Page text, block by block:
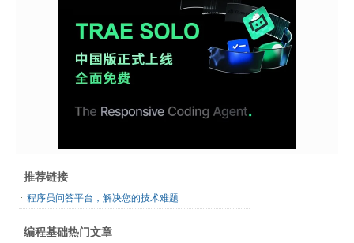
推荐链接
程序员问答平台，解决您的技术难题
编程基础热门文章